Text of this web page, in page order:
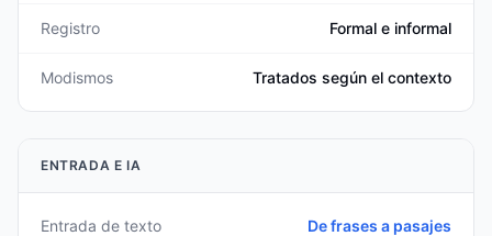
Registro Formal e informal
Modismos Tratados según el contexto
ENTRADA E IA
Entrada de texto De frases a pasajes